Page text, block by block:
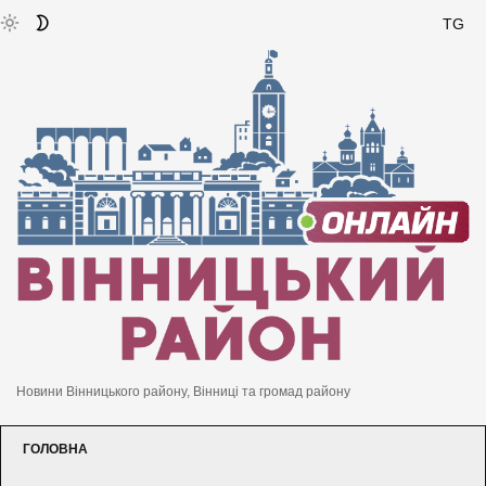
TG
Новини Вінницького району, Вінниці та громад району
ГОЛОВНА